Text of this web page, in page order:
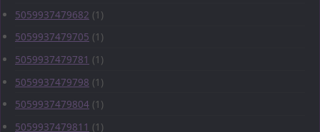
5059937479682 (1)
5059937479705 (1)
5059937479781 (1)
5059937479798 (1)
5059937479804 (1)
5059937479811 (1)